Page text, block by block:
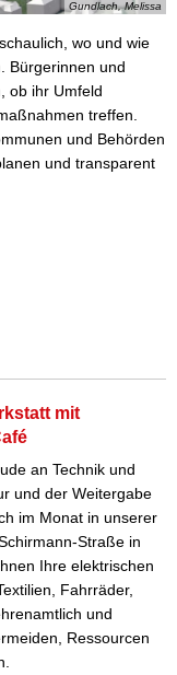
Gundlach, Melissa
wo und wie
Bürgerinnen und
ob ihr Umfeld
treffen.
und Behörden
und transparent
mit
an Technik und
und der Weitergabe
im Monat in unserer
Straße in
Ihre elektrischen
Fahrräder,
und
Ressourcen